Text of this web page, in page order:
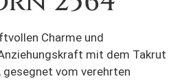
Charme und
mit dem Takrut
gesegnet vom verehrten